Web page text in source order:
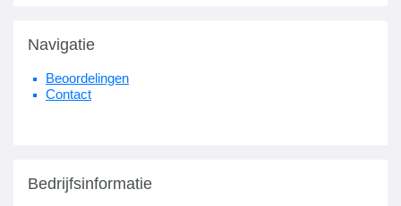
Navigatie
Beoordelingen
Contact
Bedrijfsinformatie